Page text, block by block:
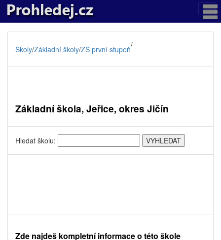
Školy/Základní školy/ZŠ první stupeň/
Základní škola, Jeřice, okres Jičín
Hledat školu:
Zde najdeš kompletní informace o této škole